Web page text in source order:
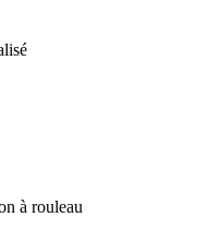
à rouleau